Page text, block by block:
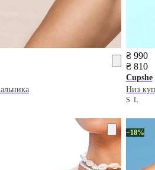
₴ 990
₴ 810
Cupshe
Низ
S L
−18%